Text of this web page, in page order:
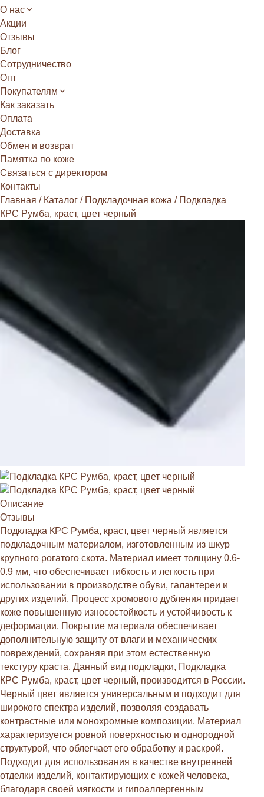
О нас
Акции
Отзывы
Блог
Сотрудничество
Опт
Покупателям
Как заказать
Оплата
Доставка
Обмен и возврат
Памятка по коже
Связаться с директором
Контакты
Главная / Каталог / Подкладочная кожа / Подкладка
КРС Румба, краст, цвет черный
Описание
Отзывы
Подкладка КРС Румба, краст, цвет черный является
подкладочным материалом, изготовленным из шкур
крупного рогатого скота. Материал имеет толщину 0.6-
0.9 мм, что обеспечивает гибкость и легкость при
использовании в производстве обуви, галантереи и
других изделий. Процесс хромового дубления придает
коже повышенную износостойкость и устойчивость к
деформации. Покрытие материала обеспечивает
дополнительную защиту от влаги и механических
повреждений, сохраняя при этом естественную
текстуру краста. Данный вид подкладки, Подкладка
КРС Румба, краст, цвет черный, производится в России.
Черный цвет является универсальным и подходит для
широкого спектра изделий, позволяя создавать
контрастные или монохромные композиции. Материал
характеризуется ровной поверхностью и однородной
структурой, что облегчает его обработку и раскрой.
Подходит для использования в качестве внутренней
отделки изделий, контактирующих с кожей человека,
благодаря своей мягкости и гипоаллергенным